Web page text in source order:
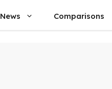
News Comparisons